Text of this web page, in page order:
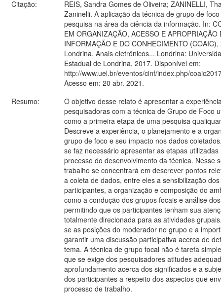
Citação:
REIS, Sandra Gomes de Oliveira; ZANINELLI,
Zaninelli. A aplicação da técnica de grupo de
pesquisa na área da ciência da informação. In:
EM ORGANIZAÇÃO, ACESSO E APROPRIAÇÃO
INFORMAÇÃO E DO CONHECIMENTO
Londrina. Anais eletrônicos... Londrina:
Estadual de Londrina, 2017. Disponível em:
http://www.uel.br/eventos/cinf/index.php/
Acesso em: 20 abr. 2021.
Resumo:
O objetivo desse relato é apresentar a
pesquisadoras com a técnica de Grupo de Foco
como a primeira etapa de uma pesquisa
Descreve a experiência, o planejamento e a
grupo de foco e seu impacto nos dados
se faz necessário apresentar as etapas utilizadas
processo do desenvolvimento da técnica. Nesse
trabalho se concentrará em descrever pontos
a coleta de dados, entre eles a sensibilização dos
participantes, a organização e composição do
como a condução dos grupos focais e análise
permitindo que os participantes tenham sua
totalmente direcionada para as atividades
se as posições do moderador no grupo e a
garantir uma discussão participativa acerca de
tema. A técnica de grupo focal não é tarefa
que se exige dos pesquisadores atitudes
aprofundamento acerca dos significados e a
dos participantes a respeito dos aspectos que
processo de trabalho.